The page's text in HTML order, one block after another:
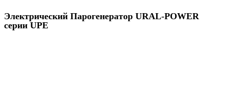
Электрический Парогенератор URAL-POWER
серии UPE